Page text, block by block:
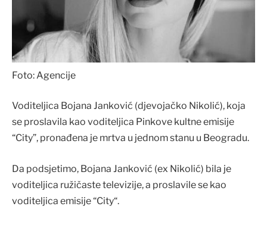
Foto: Agencije
Voditeljica Bojana Janković (djevojačko Nikolić), koja
se proslavila kao voditeljica Pinkove kultne emisije
“City”, pronađena je mrtva u jednom stanu u Beogradu.
Da podsjetimo, Bojana Janković (ex Nikolić) bila je
voditeljica ružičaste televizije, a proslavile se kao
voditeljica emisije “City“.